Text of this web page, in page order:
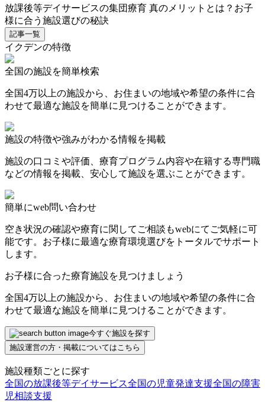
放課後等デイサービスの集団療育 真のメリットとは？お子
様に合う施設選びの秘訣
記事一覧
イクデンの特徴
全国の施設を簡単検索
全国4万以上の施設から、お住まいの地域や希望の条件に合
わせて最適な施設を簡単に見つけることができます。
施設の特徴や強みがわかる情報を掲載
施設の口コミや評価、療育プログラム内容や在籍する専門職
などの情報を掲載、安心して施設を選ぶことができます。
簡単にweb問い合わせ
空き状況の確認や療育に関してご相談もwebにてご気軽に可
能です。お子様に最適な療育環境選びをトータルでサポート
します。
お子様に合った療育施設を見つけましょう
全国4万以上の施設から、お住まいの地域や希望の条件に合
わせて最適な施設を簡単に見つけることができます。
今すぐ施設を探す
施設運営の方・掲載についてはこちら
施設種類ごとに探す
全国の放課後等デイサービス全国の児童発達支援全国の障害
児相談支援